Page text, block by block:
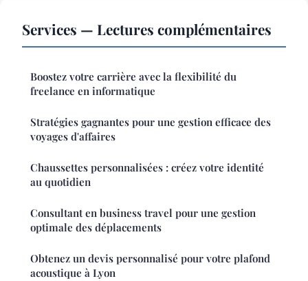
Services — Lectures complémentaires
Boostez votre carrière avec la flexibilité du
freelance en informatique
Stratégies gagnantes pour une gestion efficace des
voyages d'affaires
Chaussettes personnalisées : créez votre identité
au quotidien
Consultant en business travel pour une gestion
optimale des déplacements
Obtenez un devis personnalisé pour votre plafond
acoustique à Lyon